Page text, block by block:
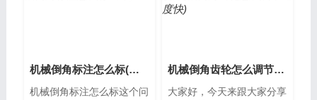
机械倒角标注怎么标(机械倒角标注怎么标出来)
机械倒角标注怎么标这个问
机械倒角齿轮怎么调节速度(机械倒角齿轮怎么调节速度快)
大家好，今天来跟大家分享